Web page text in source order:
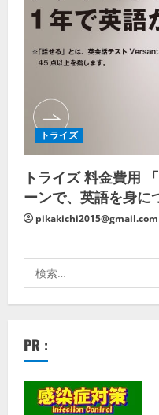
トライズ
トライズ 料金費用
ーンで、英語を身に
pikakichi2015@gmail.com
索:
PR :